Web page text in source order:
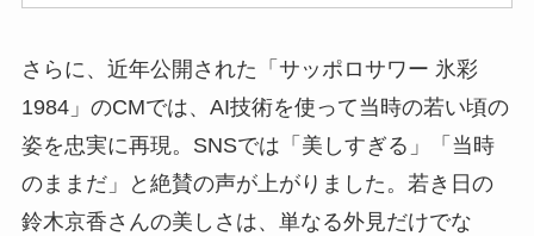
さらに、近年公開された「サッポロサワー 氷彩
1984」のCMでは、AI技術を使って当時の若い頃の
姿を忠実に再現。SNSでは「美しすぎる」「当時
のままだ」と絶賛の声が上がりました。若き日の
鈴木京香さんの美しさは、単なる外見だけでな